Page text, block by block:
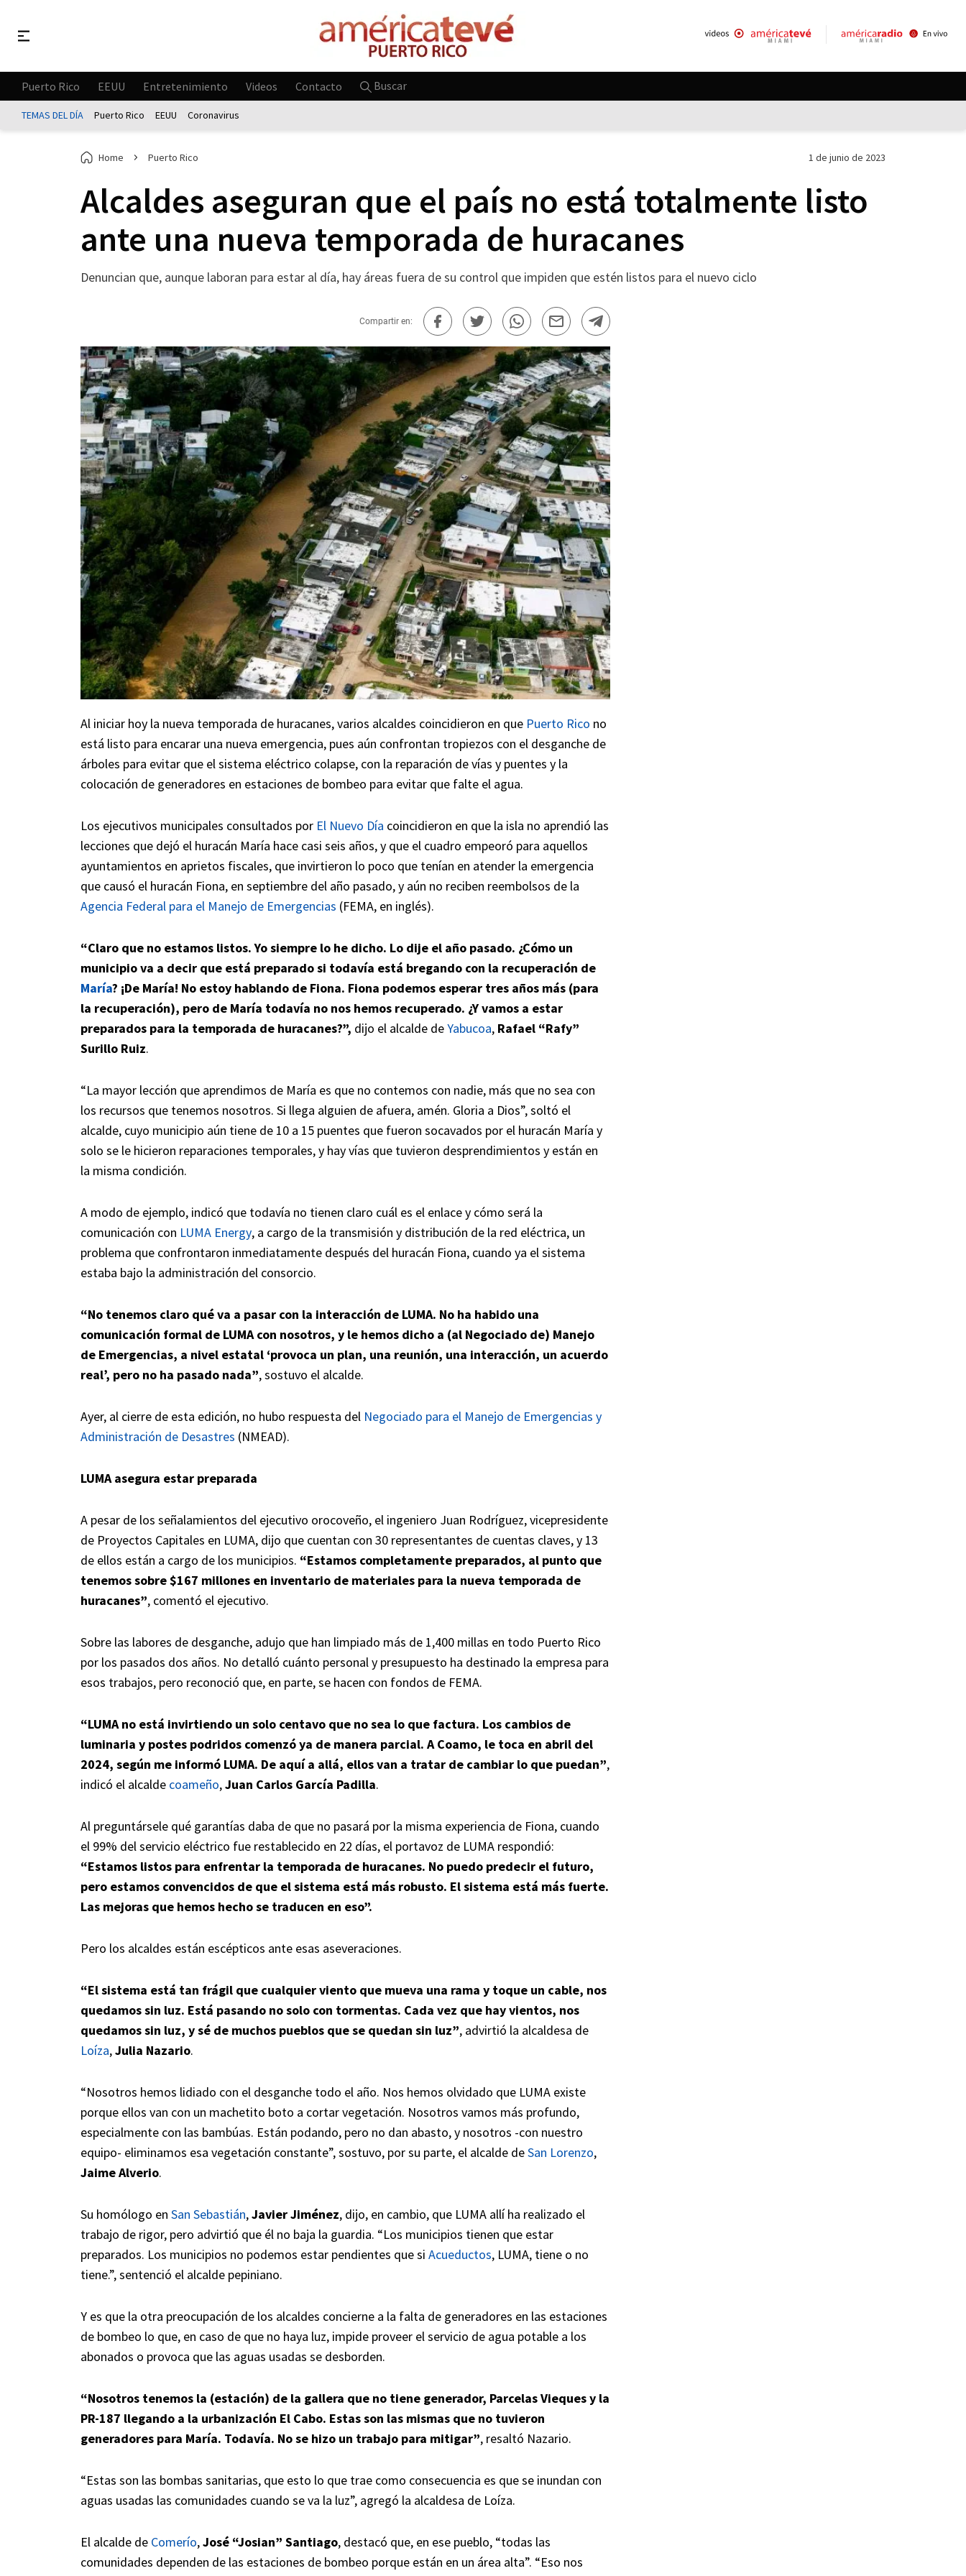
Puerto Rico EEUU Entretenimiento Videos Contacto Buscar
TEMAS DEL DÍA Puerto Rico EEUU Coronavirus
Home Puerto Rico 1 de junio de 2023
Alcaldes aseguran que el país no está totalmente listo
ante una nueva temporada de huracanes
Denuncian que, aunque laboran para estar al día, hay áreas fuera de su control que impiden que estén listos para el nuevo ciclo
Compartir en:
Al iniciar hoy la nueva temporada de huracanes, varios alcaldes coincidieron en que Puerto Rico no
está listo para encarar una nueva emergencia, pues aún confrontan tropiezos con el desganche de
árboles para evitar que el sistema eléctrico colapse, con la reparación de vías y puentes y la
colocación de generadores en estaciones de bombeo para evitar que falte el agua.
Los ejecutivos municipales consultados por El Nuevo Día coincidieron en que la isla no aprendió las
lecciones que dejó el huracán María hace casi seis años, y que el cuadro empeoró para aquellos
ayuntamientos en aprietos fiscales, que invirtieron lo poco que tenían en atender la emergencia
que causó el huracán Fiona, en septiembre del año pasado, y aún no reciben reembolsos de la
Agencia Federal para el Manejo de Emergencias (FEMA, en inglés).
“Claro que no estamos listos. Yo siempre lo he dicho. Lo dije el año pasado. ¿Cómo un
municipio va a decir que está preparado si todavía está bregando con la recuperación de
María? ¡De María! No estoy hablando de Fiona. Fiona podemos esperar tres años más (para
la recuperación), pero de María todavía no nos hemos recuperado. ¿Y vamos a estar
preparados para la temporada de huracanes?”, dijo el alcalde deYabucoa, Rafael “Rafy”
Surillo Ruiz.
“La mayor lección que aprendimos de María es que no contemos con nadie, más que no sea con
los recursos que tenemos nosotros. Si llega alguien de afuera, amén. Gloria a Dios”, soltó el
alcalde, cuyo municipio aún tiene de 10 a 15 puentes que fueron socavados por el huracán María y
solo se le hicieron reparaciones temporales, y hay vías que tuvieron desprendimientos y están en
la misma condición.
A modo de ejemplo, indicó que todavía no tienen claro cuál es el enlace y cómo será la
comunicación con LUMA Energy, a cargo de la transmisión y distribución de la red eléctrica, un
problema que confrontaron inmediatamente después del huracán Fiona, cuando ya el sistema
estaba bajo la administración del consorcio.
“No tenemos claro qué va a pasar con la interacción de LUMA. No ha habido una
comunicación formal de LUMA con nosotros, y le hemos dicho a (al Negociado de) Manejo
de Emergencias, a nivel estatal ‘provoca un plan, una reunión, una interacción, un acuerdo
real’, pero no ha pasado nada”, sostuvo el alcalde.
Ayer, al cierre de esta edición, no hubo respuesta del Negociado para el Manejo de Emergencias y
Administración de Desastres (NMEAD).
LUMA asegura estar preparada
A pesar de los señalamientos del ejecutivo orocoveño, el ingeniero Juan Rodríguez, vicepresidente
de Proyectos Capitales en LUMA, dijo que cuentan con 30 representantes de cuentas claves, y 13
de ellos están a cargo de los municipios. “Estamos completamente preparados, al punto que
tenemos sobre $167 millones en inventario de materiales para la nueva temporada de
huracanes”, comentó el ejecutivo.
Sobre las labores de desganche, adujo que han limpiado más de 1,400 millas en todo Puerto Rico
por los pasados dos años. No detalló cuánto personal y presupuesto ha destinado la empresa para
esos trabajos, pero reconoció que, en parte, se hacen con fondos de FEMA.
“LUMA no está invirtiendo un solo centavo que no sea lo que factura. Los cambios de
luminaria y postes podridos comenzó ya de manera parcial. A Coamo, le toca en abril del
2024, según me informó LUMA. De aquí a allá, ellos van a tratar de cambiar lo que puedan”,
indicó el alcalde coameño,Juan Carlos García Padilla.
Al preguntársele qué garantías daba de que no pasará por la misma experiencia de Fiona, cuando
el 99% del servicio eléctrico fue restablecido en 22 días, el portavoz de LUMA respondió:
“Estamos listos para enfrentar la temporada de huracanes. No puedo predecir el futuro,
pero estamos convencidos de que el sistema está más robusto. El sistema está más fuerte.
Las mejoras que hemos hecho se traducen en eso”.
Pero los alcaldes están escépticos ante esas aseveraciones.
“El sistema está tan frágil que cualquier viento que mueva una rama y toque un cable, nos
quedamos sin luz. Está pasando no solo con tormentas. Cada vez que hay vientos, nos
quedamos sin luz, y sé de muchos pueblos que se quedan sin luz”, advirtió la alcaldesa de
Loíza,Julia Nazario.
“Nosotros hemos lidiado con el desganche todo el año. Nos hemos olvidado que LUMA existe
porque ellos van con un machetito boto a cortar vegetación. Nosotros vamos más profundo,
especialmente con las bambúas. Están podando, pero no dan abasto, y nosotros -con nuestro
equipo- eliminamos esa vegetación constante”, sostuvo, por su parte, el alcalde deSan Lorenzo,
Jaime Alverio.
Su homólogo en San Sebastián,Javier Jiménez, dijo, en cambio, que LUMA allí ha realizado el
trabajo de rigor, pero advirtió que él no baja la guardia. “Los municipios tienen que estar
preparados. Los municipios no podemos estar pendientes que si Acueductos, LUMA, tiene o no
tiene.”, sentenció el alcalde pepiniano.
Y es que la otra preocupación de los alcaldes concierne a la falta de generadores en las estaciones
de bombeo lo que, en caso de que no haya luz, impide proveer el servicio de agua potable a los
abonados o provoca que las aguas usadas se desborden.
“Nosotros tenemos la (estación) de la gallera que no tiene generador, Parcelas Vieques y la
PR-187 llegando a la urbanización El Cabo. Estas son las mismas que no tuvieron
generadores para María. Todavía. No se hizo un trabajo para mitigar”, resaltó Nazario.
“Estas son las bombas sanitarias, que esto lo que trae como consecuencia es que se inundan con
aguas usadas las comunidades cuando se va la luz”, agregó la alcaldesa de Loíza.
El alcalde de Comerío,José “Josian” Santiago, destacó que, en ese pueblo, “todas las
comunidades dependen de las estaciones de bombeo porque están en un área alta”. “Eso nos